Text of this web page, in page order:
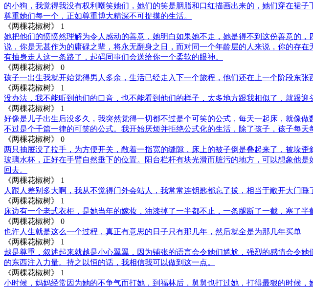
的小狗，我觉得我没有权利嘲笑她们，她们的笑是胭脂和口红描画出来的，她们穿在裙
尊重她们每一个，正如尊重博大精深不可捉摸的生活。
《两棵花椒树》
1
她把他们的愤愤然理解为令人感动的善意，她明白如果她不走，她是得不到这份善意的
说，你是无甚作为的庸碌之辈，将永无翻身之日，而对同一个年龄层的人来说，你的存
有抽身走人这一条路了，起码同事们会送给你一个柔软的眼神。
《两棵花椒树》
0
孩子一出生我就开始觉得男人多余，生活已经走入下一个旅程，他们还在上一个阶段东张
《两棵花椒树》
1
没办法，我不能听到他们的口音，也不能看到他们的样子，太多地方跟我相似了，就跟
《两棵花椒树》
1
好像是儿子出生后没多久，我突然觉得一切都不过是个可笑的公式，每天一起床，就像
不过是个千篇一律的可笑的公式。我开始厌烦并拒绝公式化的生活，除了孩子，孩子每
《两棵花椒树》
0
两只抽屉没了拉手，为方便开关，敞着一指宽的缝隙，床上的被子倒是叠起来了，被垛
玻璃水杯，正好在手臂自然垂下的位置。阳台栏杆有块光滑而脏污的地方，可以想象他
回去。
《两棵花椒树》
1
人跟人差别多大啊，我从不觉得门外会站人，我常常连钥匙都忘了拔，相当于敞开大门
《两棵花椒树》
1
床边有一个老式衣柜，是她当年的嫁妆，油漆掉了一半都不止，一条腿断了一截，塞了
《两棵花椒树》
0
也许人生就是这么一个过程，真正有意思的日子只有那几年，然后就全是为那几年买单
《两棵花椒树》
1
越是尊重，叙述起来就越是小心翼翼，因为铺张的语言会令她们尴尬，强烈的感情会令
的东西注入力量。持之以恒的话，我相信我可以做到这一点。
《两棵花椒树》
1
小时候，妈妈经常因为她的不争气而打她，到福林后，舅舅也打过她，打得最狠的时候